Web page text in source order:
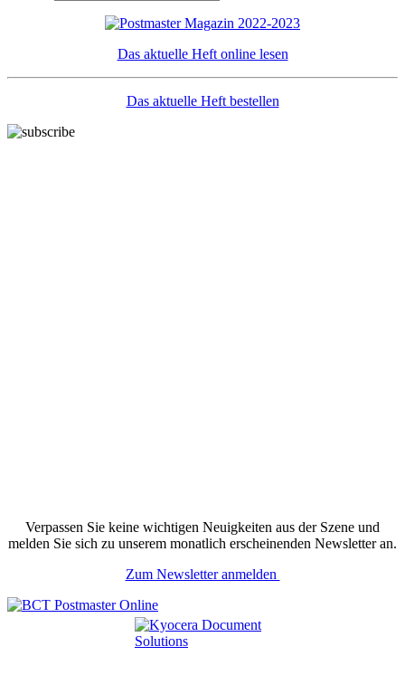
Das aktuelle Heft online lesen
Das aktuelle Heft bestellen
Verpassen Sie keine wichtigen Neuigkeiten aus der Szene und
melden Sie sich zu unserem monatlich erscheinenden Newsletter an.
Zum Newsletter anmelden